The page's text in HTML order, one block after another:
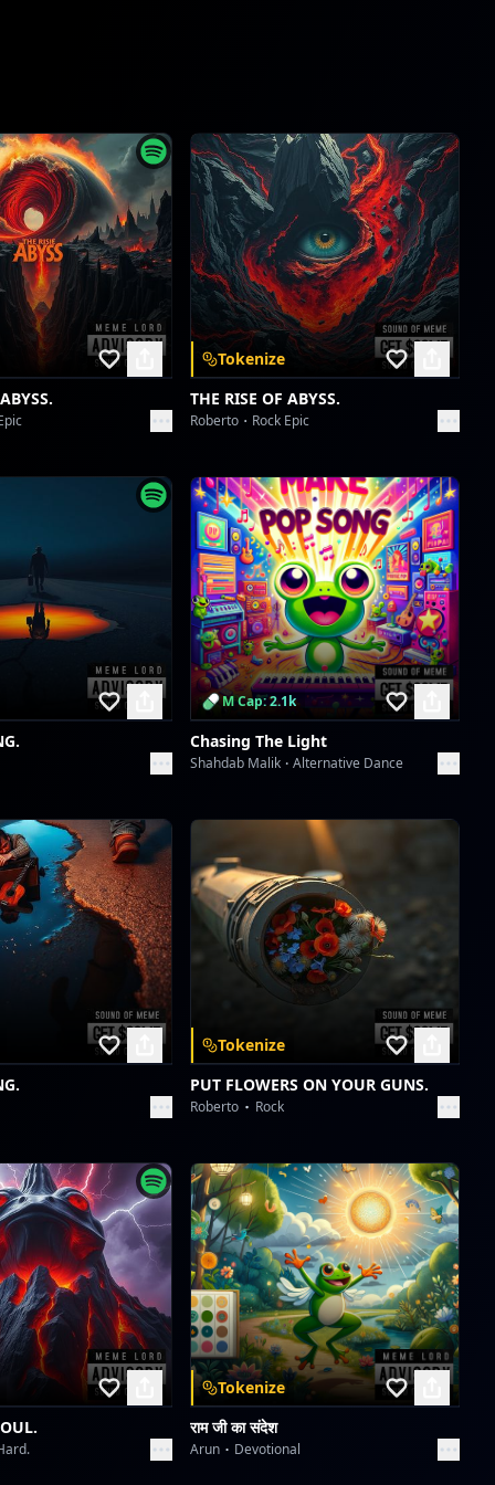
Regalio de Merida
Antonio
Regalio de Merida
Antonio
Protocolul de Beton
Antonio
Protocolul de Beton
Simfonia de Beton Armat
Antonio
Simfonia de Beton Armat
Antonio
Regalio de Merida
Antonio
Regalio de Merida
Antonio
Orbita Iubirii, De La Decembrie-n Veșnicie
Antonio
Antonio
The Chronology of Our Heartbeat: From December's Spark to Our Starry Constellati
Antonio
Santa Esperro
Antonio
Tokenize
THE RISE OF ABYSS.
Roberto Rock Epic
M Cap: 2.1k
Chasing The Light
Shahdab Malik Alternative Dance
Tokenize
PUT FLOWERS ON YOUR GUNS.
Roberto Rock
Tokenize
राम जी का संदेश
Arun Devotional
Scan to download the
app